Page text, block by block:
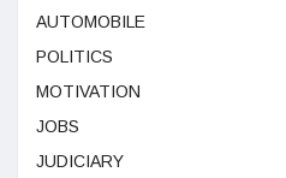
AUTOMOBILE
POLITICS
MOTIVATION
JOBS
JUDICIARY